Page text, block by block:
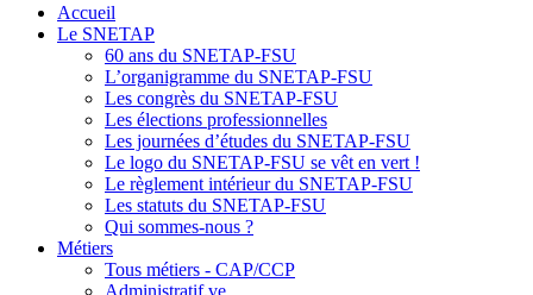
Accueil
Le SNETAP
60 ans du SNETAP-FSU
L’organigramme du SNETAP-FSU
Les congrès du SNETAP-FSU
Les élections professionnelles
Les journées d’études du SNETAP-FSU
Le logo du SNETAP-FSU se vêt en vert !
Le règlement intérieur du SNETAP-FSU
Les statuts du SNETAP-FSU
Qui sommes-nous ?
Métiers
Tous métiers - CAP/CCP
Administratif.ve